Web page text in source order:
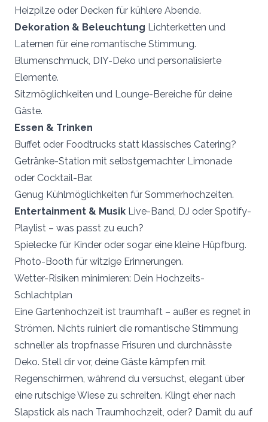
Heizpilze oder Decken für kühlere Abende.
Dekoration & Beleuchtung Lichterketten und
Laternen für eine romantische Stimmung.
Blumenschmuck, DIY-Deko und personalisierte
Elemente.
Sitzmöglichkeiten und Lounge-Bereiche für deine
Gäste.
Essen & Trinken
Buffet oder Foodtrucks statt klassisches Catering?
Getränke-Station mit selbstgemachter Limonade
oder Cocktail-Bar.
Genug Kühlmöglichkeiten für Sommerhochzeiten.
Entertainment & Musik Live-Band, DJ oder Spotify-
Playlist – was passt zu euch?
Spielecke für Kinder oder sogar eine kleine Hüpfburg.
Photo-Booth für witzige Erinnerungen.
Wetter-Risiken minimieren: Dein Hochzeits-
Schlachtplan
Eine Gartenhochzeit ist traumhaft – außer es regnet in
Strömen. Nichts ruiniert die romantische Stimmung
schneller als tropfnasse Frisuren und durchnässte
Deko. Stell dir vor, deine Gäste kämpfen mit
Regenschirmen, während du versuchst, elegant über
eine rutschige Wiese zu schreiten. Klingt eher nach
Slapstick als nach Traumhochzeit, oder? Damit du auf